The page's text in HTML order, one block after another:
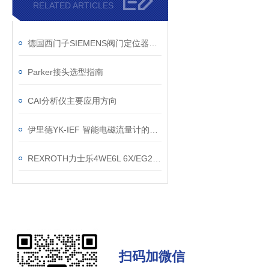
RELATED ARTICLES
Parker接头选型指南
CAI分析仪主要应用方向
扫码加微信